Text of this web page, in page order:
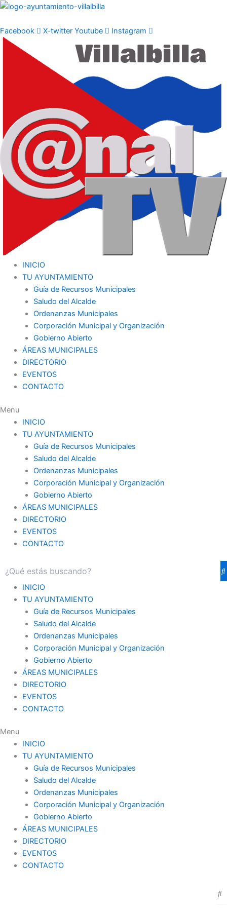
Ir
contenido
Facebook X-twitter Youtube Instagram
INICIO
TU AYUNTAMIENTO
Guía de Recursos Municipales
Saludo del Alcalde
Ordenanzas Municipales
Corporación Municipal y Organización
Gobierno Abierto
ÁREAS MUNICIPALES
DIRECTORIO
EVENTOS
CONTACTO
Menu
INICIO
TU AYUNTAMIENTO
Guía de Recursos Municipales
Saludo del Alcalde
Ordenanzas Municipales
Corporación Municipal y Organización
Gobierno Abierto
ÁREAS MUNICIPALES
DIRECTORIO
EVENTOS
CONTACTO
INICIO
TU AYUNTAMIENTO
Guía de Recursos Municipales
Saludo del Alcalde
Ordenanzas Municipales
Corporación Municipal y Organización
Gobierno Abierto
ÁREAS MUNICIPALES
DIRECTORIO
EVENTOS
CONTACTO
Menu
INICIO
TU AYUNTAMIENTO
Guía de Recursos Municipales
Saludo del Alcalde
Ordenanzas Municipales
Corporación Municipal y Organización
Gobierno Abierto
ÁREAS MUNICIPALES
DIRECTORIO
EVENTOS
CONTACTO